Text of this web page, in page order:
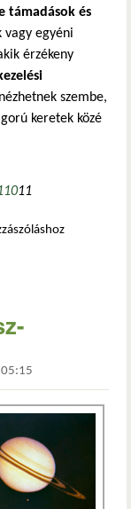
támadások és
vagy egyéni
érzékeny
nézhetnek szembe,
keretek közé
1011
járó